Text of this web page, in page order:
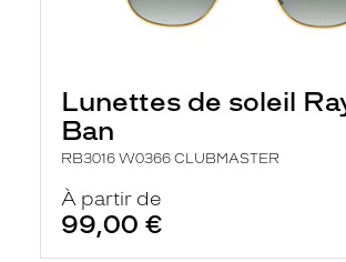
Lunettes de soleil
Ban
RB3016 W0366 CLUBMASTER
À partir de
99,00 €